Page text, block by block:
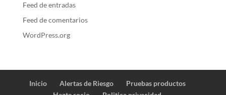
Feed de entradas
Feed de comentarios
WordPress.org
Inicio Alertas de Riesgo
Pruebas productos